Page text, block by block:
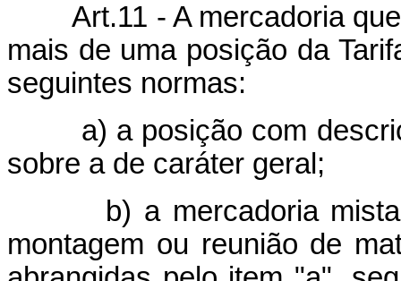
Art.11 - A mercadoria que,
mais de uma posição da
seguintes normas:
a) a posição com
sobre a de caráter geral;
b) a mercadoria mista
montagem ou reunião de